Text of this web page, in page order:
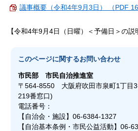
議事概要（令和4年9月3日） （PDF
【令和4年9月4日（日曜）＜予備日＞の説
このページに関するお問い合わせ
市民部市民自治推進室
〒564-8550 大阪府吹田市泉町1丁目
219番窓口)
電話番号：
【自治会・施設】06-6384-1327
【自治基本条例・市民公益活動】06-